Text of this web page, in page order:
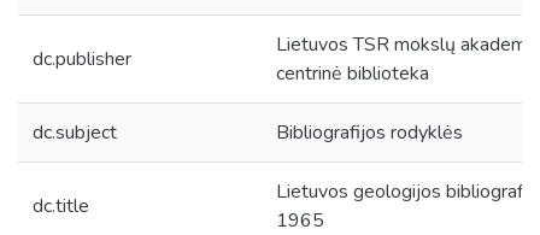
dc.publisher
Lietuvos TSR mokslų
centrinė biblioteka
dc.subject Bibliografijos rodyklės
dc.title
Lietuvos geologijos
1965